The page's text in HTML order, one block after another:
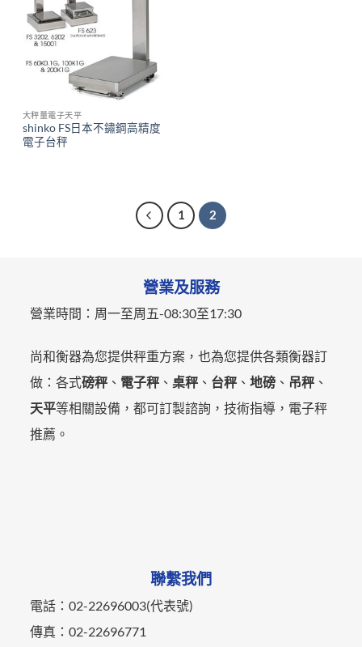
大秤量電子天平
shinko FS日本不鏽鋼高精度
電子台秤
1 2
營業及服務
營業時間： 周一至周五-08:30至17:30
尚和衡器為您提供秤重方案，也為您提供各類衡器訂
做：各式磅秤 、 電子秤 、桌秤 、 台秤 、地磅 、 吊秤 、
天平等相關設備，都可訂製諮詢，技術指導，電子秤
推薦。
聯繫我們
電話：02-22696003(代表號)
傳真：02-22696771